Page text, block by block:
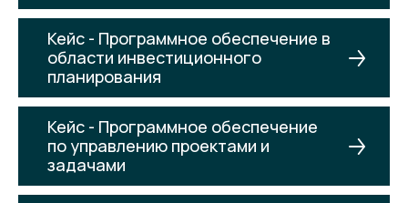
Кейс - Программное обеспечение в
области инвестиционного
планирования
Кейс - Программное обеспечение
по управлению проектами и
задачами